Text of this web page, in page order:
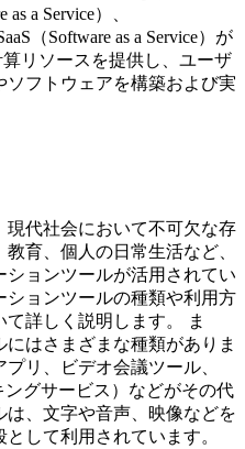
a Service）、
（Software as a Service）が
リソースを提供し、ユーザ
フトウェアを構築および実
現代社会において不可欠な存
育、個人の日常生活など、
ョンツールが活用されてい
ションツールの種類や利用方
詳しく説明します。 ま
はさまざまな種類がありま
リ、ビデオ会議ツール、
グサービス）などがその代
、文字や音声、映像などを
して利用されています。